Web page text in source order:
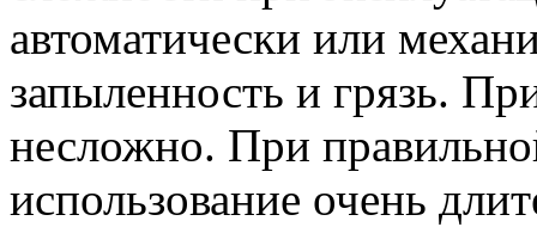
автоматически или
запыленность и грязь.
несложно. При
использование очень